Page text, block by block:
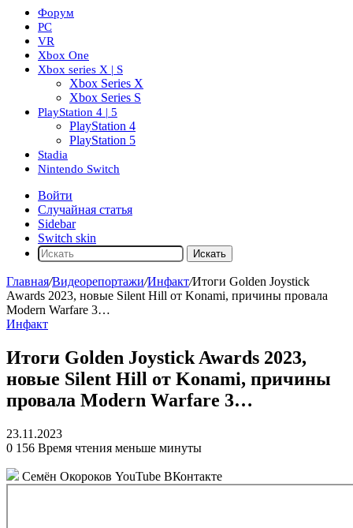
Форум
PC
VR
Xbox One
Xbox series X | S
Xbox Series X
Xbox Series S
PlayStation 4 | 5
PlayStation 4
PlayStation 5
Stadia
Nintendo Switch
Войти
Случайная статья
Sidebar
Switch skin
Искать
Главная/Видеорепортажи/Инфакт/Итоги Golden Joystick
Awards 2023, новые Silent Hill от Konami, причины провала
Modern Warfare 3…
Инфакт
Итоги Golden Joystick Awards 2023,
новые Silent Hill от Konami, причины
провала Modern Warfare 3…
23.11.2023
0 156 Время чтения меньше минуты
Семён Окороков YouTube ВКонтакте